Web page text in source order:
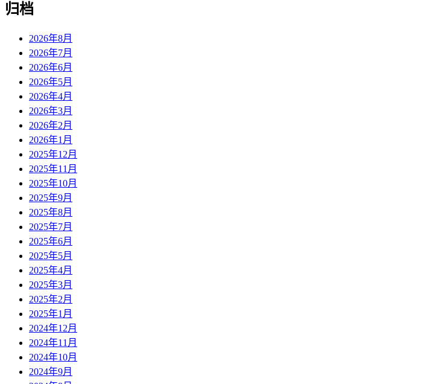
归档
2026年8月
2026年7月
2026年6月
2026年5月
2026年4月
2026年3月
2026年2月
2026年1月
2025年12月
2025年11月
2025年10月
2025年9月
2025年8月
2025年7月
2025年6月
2025年5月
2025年4月
2025年3月
2025年2月
2025年1月
2024年12月
2024年11月
2024年10月
2024年9月